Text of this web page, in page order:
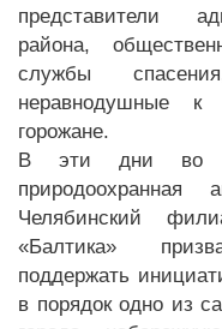
представители
района,
службы
неравнодушные к
горожане.
В эти дни во
Челябинский
«Балтика»
поддержать
в порядок одно из